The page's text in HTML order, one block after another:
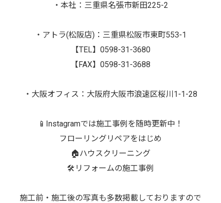
・本社：三重県名張市新田225-2
・アトラ(松阪店)：三重県松阪市東町553-1
【TEL】0598-31-3680
【FAX】0598-31-3688
・大阪オフィス：大阪府大阪市浪速区桜川1-1-28
📱Instagramでは施工事例を随時更新中！
フローリングリペアをはじめ
🏠ハウスクリーニング
🛠️リフォームの施工事例
施工前・施工後の写真も多数掲載しておりますので